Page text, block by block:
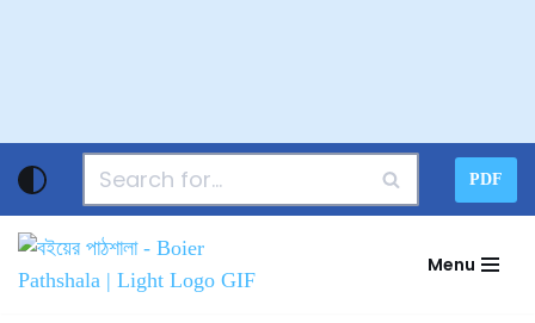
to
content
PDF
Menu